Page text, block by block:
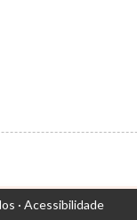
· Acessibilidade